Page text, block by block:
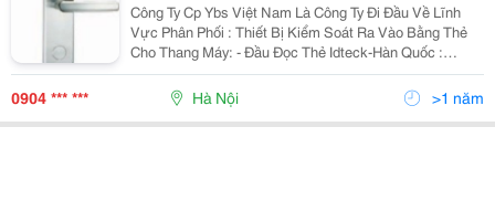
Công Ty Cp Ybs Việt Nam Là Công Ty Đi Đầu Về Lĩnh
Vực Phân Phối : Thiết Bị Kiểm Soát Ra Vào Bằng Thẻ
Cho Thang Máy: - Đầu Đọc Thẻ Idteck-Hàn Quốc :
Ip100R, Ip505R, Ip10&Hellip; - Bo Mạch Elevator 384,
0904 *** *** Hà Nội >1 năm